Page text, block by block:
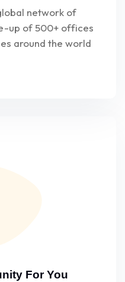
network of
up of 500+ offices
around the world
For You